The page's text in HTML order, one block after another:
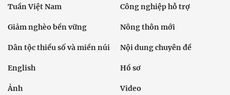
Tuần Việt Nam Công nghiệp hỗ trợ
Giảm nghèo bền vững Nông thôn mới
Dân tộc thiểu số và miền núi Nội dung chuyên đề
English Hồ sơ
Ảnh Video